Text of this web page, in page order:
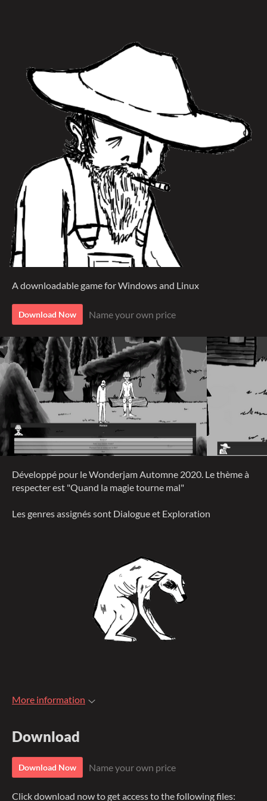
A downloadable game for Windows and Linux
Download Now Name your own price
Développé pour le Wonderjam Automne 2020. Le thème à
respecter est "Quand la magie tourne mal"
Les genres assignés sont Dialogue et Exploration
More information
Download
Download Now Name your own price
Click download now to get access to the following files: